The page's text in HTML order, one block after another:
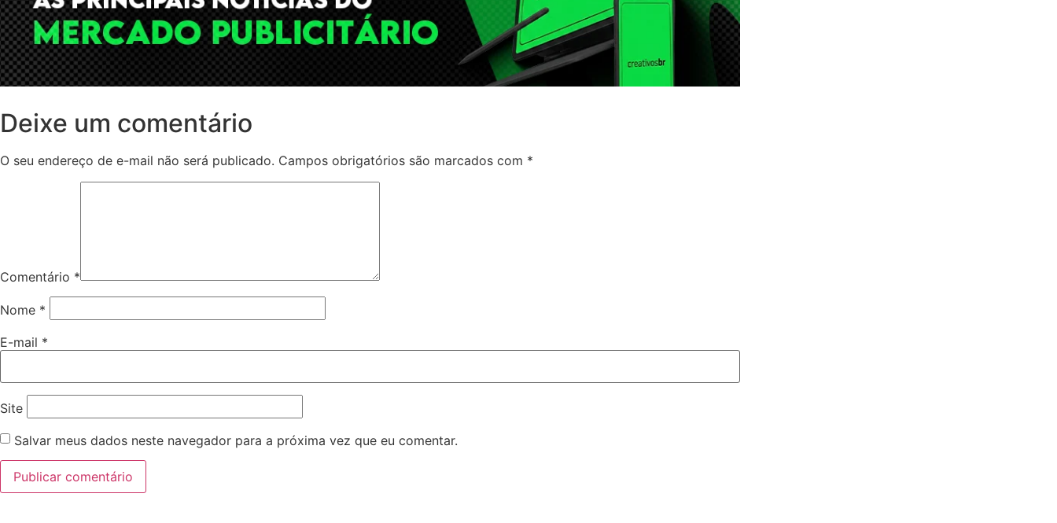
Deixe um comentário
O seu endereço de e-mail não será publicado. Campos obrigatórios são marcados com *
Comentário *
Nome *
E-mail *
Site
Salvar meus dados neste navegador para a próxima vez que eu comentar.